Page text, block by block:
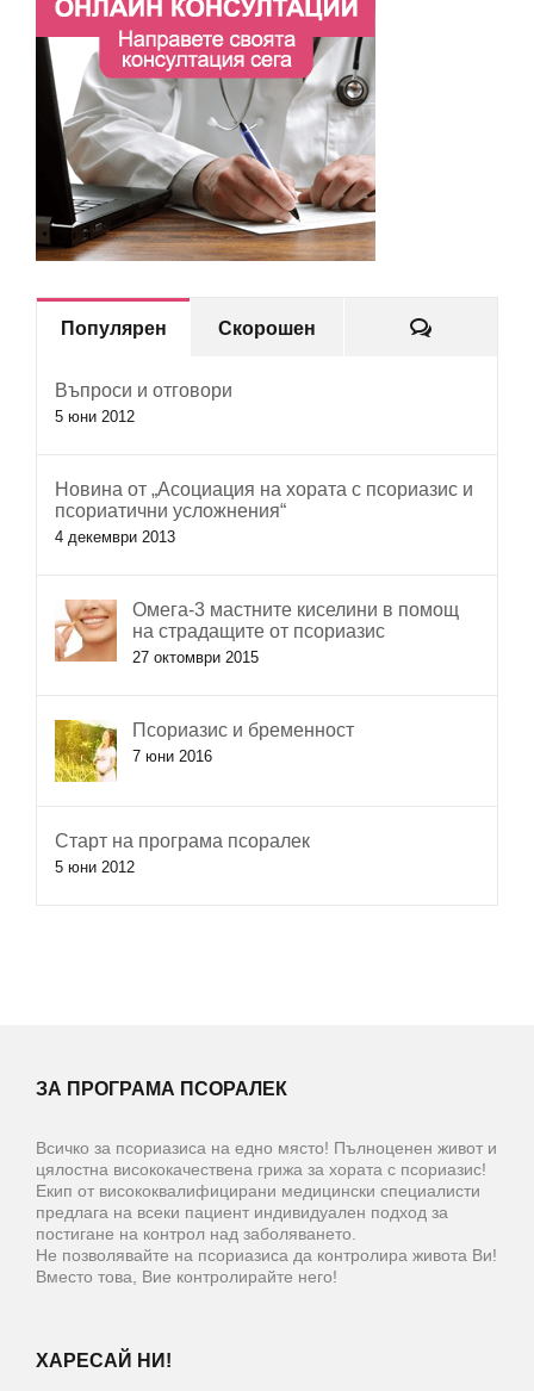
Популярен Скорошен Коментари
Въпроси и отговори
5 юни 2012
Новина от „Асоциация на хората с псориазис и
псориатични усложнения“
4 декември 2013
Омега-3 мастните киселини в помощ
на страдащите от псориазис
27 октомври 2015
Псориазис и бременност
7 юни 2016
Старт на програма псоралек
5 юни 2012
ЗА ПРОГРАМА ПСОРАЛЕК
Всичко за псориазиса на едно място! Пълноценен живот и
цялостна висококачествена грижа за хората с псориазис!
Екип от висококвалифицирани медицински специалисти
предлага на всеки пациент индивидуален подход за
постигане на контрол над заболяването.
Не позволявайте на псориазиса да контролира живота Ви!
Вместо това, Вие контролирайте него!
ХАРЕСАЙ НИ!